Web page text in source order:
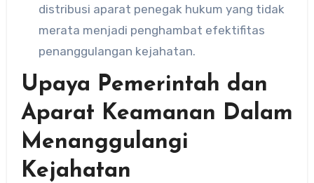
distribusi aparat penegak hukum yang tidak
merata menjadi penghambat efektifitas
penanggulangan kejahatan.
Upaya Pemerintah dan
Aparat Keamanan Dalam
Menanggulangi
Kejahatan